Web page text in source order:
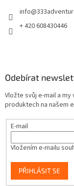
info@
+ 420 608430446
Odebírat
Vložte svůj e-mail a
produktech na našem
E-mail
Vložením e-mailu
PŘIHLÁSIT SE